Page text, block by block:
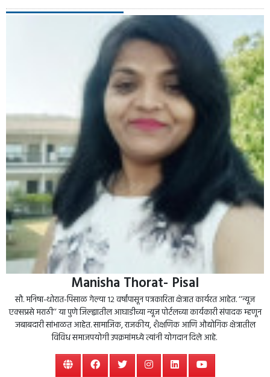
Manisha Thorat- Pisal
सौ. मनिषा-थोरात-पिसाळ गेल्या १२ वर्षांपासून पत्रकारिता क्षेत्रात कार्यरत आहेत. ‘‘न्यूज
एक्सप्रसे मराठी’’ या पुणे जिल्ह्यातील आघाडीच्या न्यूज पोर्टलच्या कार्यकारी संपादक म्हणून
जबाबदारी सांभाळत आहेत. सामाजिक, राजकीय, शैक्षणिक आणि औद्योगिक क्षेत्रातील
विविध समाजपयोगी उपक्रमांमध्ये त्यांनी योगदान दिले आहे.